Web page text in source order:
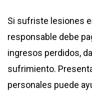
Si sufriste lesiones
responsable debe
ingresos perdidos,
sufrimiento.
personales puede